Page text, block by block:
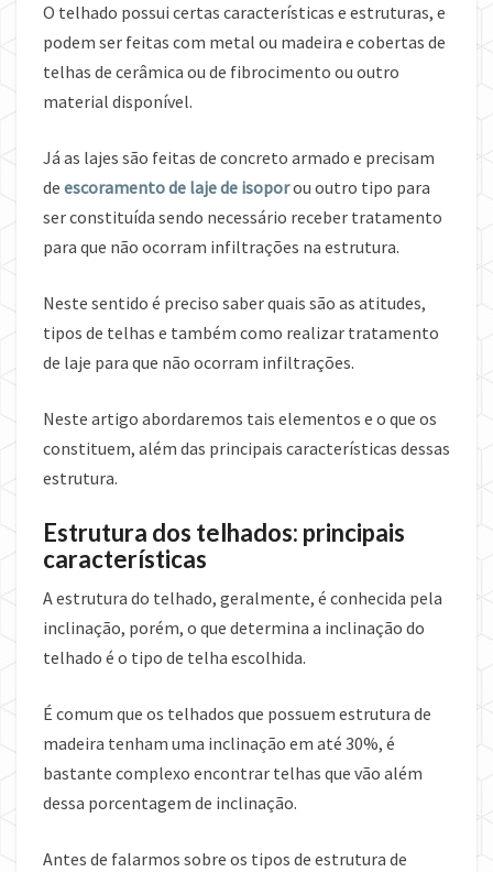
O telhado possui certas características e estruturas, e
podem ser feitas com metal ou madeira e cobertas de
telhas de cerâmica ou de fibrocimento ou outro
material disponível.
Já as lajes são feitas de concreto armado e precisam
de escoramento de laje de isoporou outro tipo para
ser constituída sendo necessário receber tratamento
para que não ocorram infiltrações na estrutura.
Neste sentido é preciso saber quais são as atitudes,
tipos de telhas e também como realizar tratamento
de laje para que não ocorram infiltrações.
Neste artigo abordaremos tais elementos e o que os
constituem, além das principais características dessas
estrutura.
Estrutura dos telhados: principais
características
A estrutura do telhado, geralmente, é conhecida pela
inclinação, porém, o que determina a inclinação do
telhado é o tipo de telha escolhida.
É comum que os telhados que possuem estrutura de
madeira tenham uma inclinação em até 30%, é
bastante complexo encontrar telhas que vão além
dessa porcentagem de inclinação.
Antes de falarmos sobre os tipos de estrutura de